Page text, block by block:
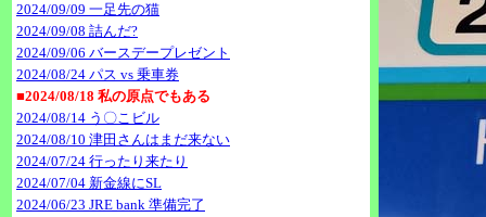
2024/09/09 一足先の猫
2024/09/08 詰んだ?
2024/09/06 バースデープレゼント
2024/08/24 パス vs 乗車券
■2024/08/18 私の原点でもある
2024/08/14 う〇こビル
2024/08/10 津田さんはまだ来ない
2024/07/24 行ったり来たり
2024/07/04 新金線にSL
2024/06/23 JRE bank 準備完了